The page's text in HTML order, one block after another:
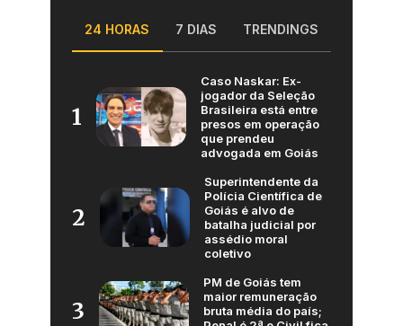
24 HORAS 7 DIAS TRENDINGS
1
Caso Naskar: Ex-
jogador da Seleção
Brasileira está entre
presos em operação
que prendeu
advogada em Goiás
2
Superintendente da
Polícia Científica de
Goiás é alvo de
batalha judicial por
assédio moral
coletivo
3
PM de Goiás tem
maior remuneração
bruta média do país;